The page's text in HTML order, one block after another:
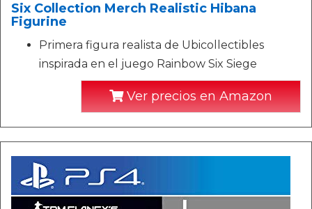
Six Collection Merch Realistic Hibana
Figurine
Primera figura realista de Ubicollectibles
inspirada en el juego Rainbow Six Siege
Ver precios en Amazon